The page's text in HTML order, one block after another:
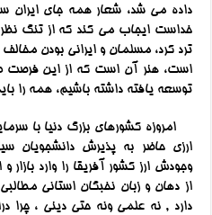
داده می شد، شعار همه جای
خداست ایجاب می کند که از تنگ
ترد کرد، مسلمان و ایرانی بودن
است، هنر آن است که از این فرصت
توسعه یافته داشته باشیم، همه را
امروزه کشورهای بزرگ دنیا با
ارزی حاضر به پذیرش دانشجویان
وجودش ارز کشور آفریقا را وارد
از دهان و زبان نخبگان استانی
دارد , نه علمی ونه حتی دینی ، چرا